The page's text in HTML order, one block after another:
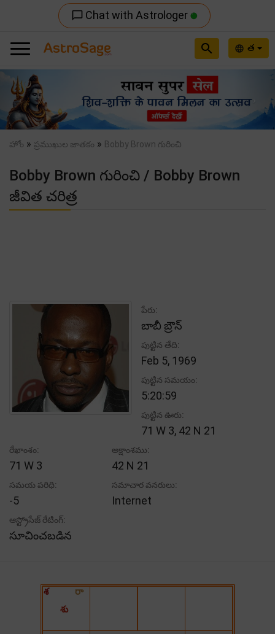
chat_bubble_outline Chat with Astrologer
language త
search
Previous
హోం » ప్రముఖుల జాతకం » Bobby Brown గురించి
Bobby Brown గురించి / Bobby Brown
జీవిత చరిత్ర
పేరు:
బాబీ బ్రౌన్
పుట్టిన తేది:
Feb 5, 1969
పుట్టిన సమయం:
5:20:59
పుట్టిన ఊరు:
71 W 3, 42 N 21
రేఖాంశం:
71 W 3
అక్షాంశము:
42 N 21
సమయ పరిధి:
-5
సమాచార వనరులు:
Internet
ఆస్ట్రోసేజ్ రేటింగ్:
సూచించబడిన